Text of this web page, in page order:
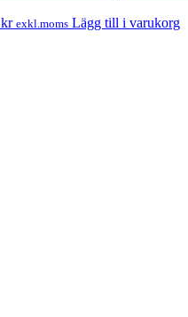
kr exkl.moms Lägg till i varukorg